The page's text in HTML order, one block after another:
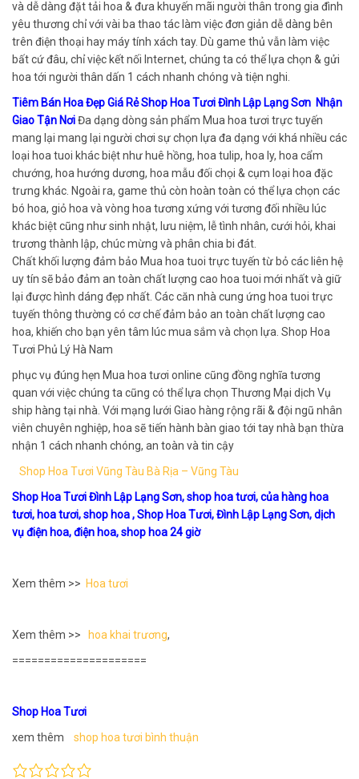
và dễ dàng đặt tải hoa & đưa khuyến mãi người thân trong gia đình
yêu thương chỉ với vài ba thao tác làm việc đơn giản dễ dàng bên
trên điện thoại hay máy tính xách tay. Dù game thủ vẫn làm việc
bất cứ đâu, chỉ việc kết nối Internet, chúng ta có thể lựa chọn & gửi
hoa tới người thân dấn 1 cách nhanh chóng và tiện nghi.
Tiêm Bán Hoa Đẹp Giá Rẻ Shop Hoa Tươi Đình Lập Lạng Sơn Nhận
Giao Tận NơiĐa dạng dòng sản phẩm Mua hoa tươi trực tuyến
mang lại mang lại người chơi sự chọn lựa đa dạng với khá nhiều các
loại hoa tuoi khác biệt như huê hồng, hoa tulip, hoa ly, hoa cẩm
chướng, hoa hướng dương, hoa mẫu đối chọi & cụm loại hoa đặc
trưng khác. Ngoài ra, game thủ còn hoàn toàn có thể lựa chọn các
bó hoa, giỏ hoa và vòng hoa tương xứng với tương đối nhiều lúc
khác biệt cũng như sinh nhật, lưu niệm, lễ tình nhân, cưới hỏi, khai
trương thành lập, chúc mừng và phân chia bi đát.
Chất khối lượng đảm bảo Mua hoa tuoi trực tuyến từ bỏ các liên hệ
uy tín sẽ bảo đảm an toàn chất lượng cao hoa tuoi mới nhất và giữ
lại được hình dáng đẹp nhất. Các căn nhà cung ứng hoa tuoi trực
tuyến thông thường có cơ chế đảm bảo an toàn chất lượng cao
hoa, khiến cho bạn yên tâm lúc mua sắm và chọn lựa. Shop Hoa
Tươi Phủ Lý Hà Nam
phục vụ đúng hẹn Mua hoa tươi online cũng đồng nghĩa tương
quan với việc chúng ta cũng có thể lựa chọn Thương Mại dịch Vụ
ship hàng tại nhà. Với mạng lưới Giao hàng rộng rãi & đội ngũ nhân
viên chuyên nghiệp, hoa sẽ tiến hành bàn giao tới tay nhà bạn thừa
nhận 1 cách nhanh chóng, an toàn và tin cậy
Shop Hoa Tươi Vũng Tàu Bà Rịa – Vũng Tàu
Shop Hoa Tươi Đình Lập Lạng Sơn, shop hoa tươi, của hàng hoa
tươi, hoa tươi, shop hoa , Shop Hoa Tươi, Đình Lập Lạng Sơn, dịch
vụ điện hoa, điện hoa, shop hoa 24 giờ
Xem thêm >> Hoa tươi
Xem thêm >> hoa khai trương,
=====================
Shop Hoa Tươi
xem thêm shop hoa tươi bình thuận